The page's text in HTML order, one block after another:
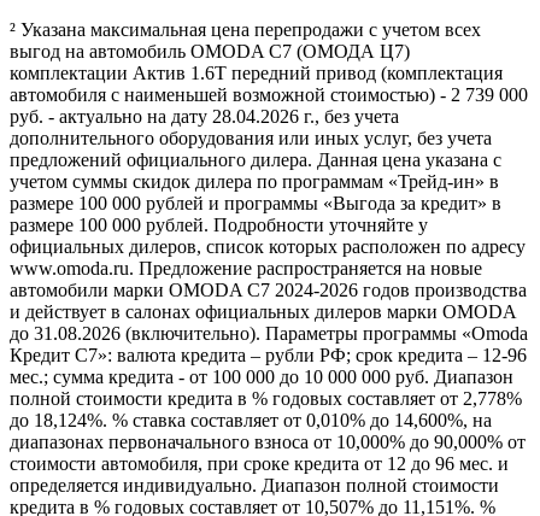
² Указана максимальная цена перепродажи с учетом всех
выгод на автомобиль OMODA C7 (ОМОДА Ц7)
комплектации Актив 1.6T передний привод (комплектация
автомобиля с наименьшей возможной стоимостью) - 2 739 000
руб. - актуально на дату 28.04.2026 г., без учета
дополнительного оборудования или иных услуг, без учета
предложений официального дилера. Данная цена указана с
учетом суммы скидок дилера по программам «Трейд-ин» в
размере 100 000 рублей и программы «Выгода за кредит» в
размере 100 000 рублей. Подробности уточняйте у
официальных дилеров, список которых расположен по адресу
www.omoda.ru. Предложение распространяется на новые
автомобили марки OMODA C7 2024-2026 годов производства
и действует в салонах официальных дилеров марки OMODA
до 31.08.2026 (включительно). Параметры программы «Omoda
Кредит C7»: валюта кредита – рубли РФ; срок кредита – 12-96
мес.; сумма кредита - от 100 000 до 10 000 000 руб. Диапазон
полной стоимости кредита в % годовых составляет от 2,778%
до 18,124%. % ставка составляет от 0,010% до 14,600%, на
диапазонах первоначального взноса от 10,000% до 90,000% от
стоимости автомобиля, при сроке кредита от 12 до 96 мес. и
определяется индивидуально. Диапазон полной стоимости
кредита в % годовых составляет от 10,507% до 11,151%. %